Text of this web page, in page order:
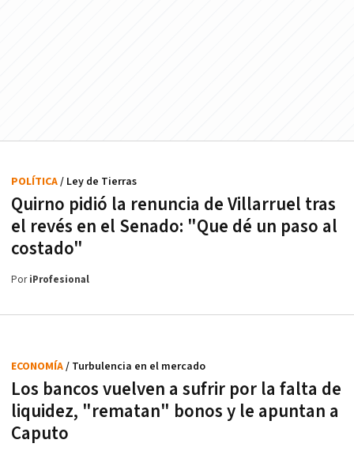
Quirno pidió la renuncia de Villarruel tras
el revés en el Senado: "Que dé un paso al
costado"
POLÍTICA/ Ley de Tierras
PoriProfesional
Los bancos vuelven a sufrir por la falta de
liquidez, "rematan" bonos y le apuntan a
Caputo
ECONOMÍA/ Turbulencia en el mercado